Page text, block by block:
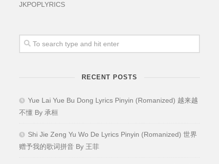
JKPOPLYRICS
RECENT POSTS
Yue Lai Yue Bu Dong Lyrics Pinyin (Romanized) 越来越
不懂 By 承桓
Shi Jie Zeng Yu Wo De Lyrics Pinyin (Romanized) 世界
赠予我的歌词拼音 By 王菲